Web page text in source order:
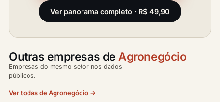
Ver panorama completo · R$ 49,90
Outras empresas de Agronegócio
Empresas do mesmo setor nos dados
públicos.
Ver todas de Agronegócio →